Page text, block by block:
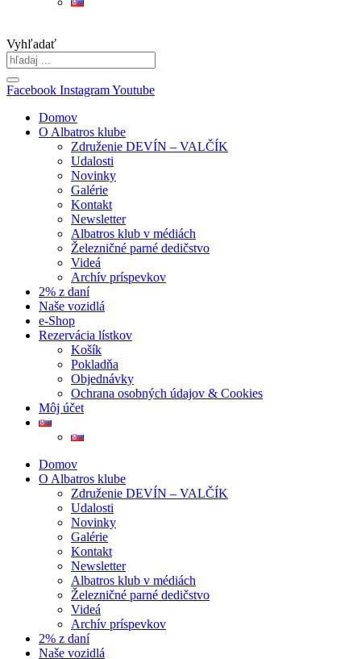
Vyhľadať
Facebook InstagramYoutube
Domov
O Albatros klube
Združenie DEVÍN – VALČÍK
Udalosti
Novinky
Galérie
Kontakt
Newsletter
Albatros klub v médiách
Železničné parné dedičstvo
Videá
Archív príspevkov
2% z daní
Naše vozidlá
e-Shop
Rezervácia lístkov
Košík
Pokladňa
Objednávky
Ochrana osobných údajov & Cookies
Môj účet
Domov
O Albatros klube
Združenie DEVÍN – VALČÍK
Udalosti
Novinky
Galérie
Kontakt
Newsletter
Albatros klub v médiách
Železničné parné dedičstvo
Videá
Archív príspevkov
2% z daní
Naše vozidlá